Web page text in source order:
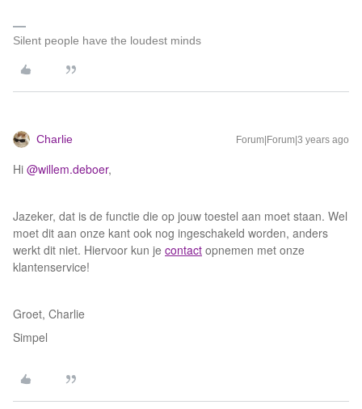
Silent people have the loudest minds
Charlie Forum|Forum|3 years ago
Hi @willem.deboer,
Jazeker, dat is de functie die op jouw toestel aan moet staan. Wel
moet dit aan onze kant ook nog ingeschakeld worden, anders
werkt dit niet. Hiervoor kun je contact opnemen met onze
klantenservice!
Groet, Charlie
Simpel